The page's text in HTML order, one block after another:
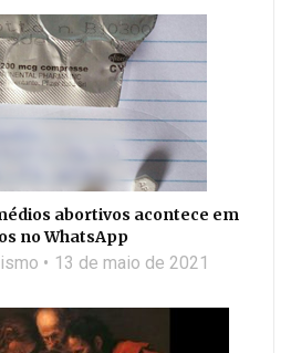
abortivos acontece em
no WhatsApp
13 de maio de 2021